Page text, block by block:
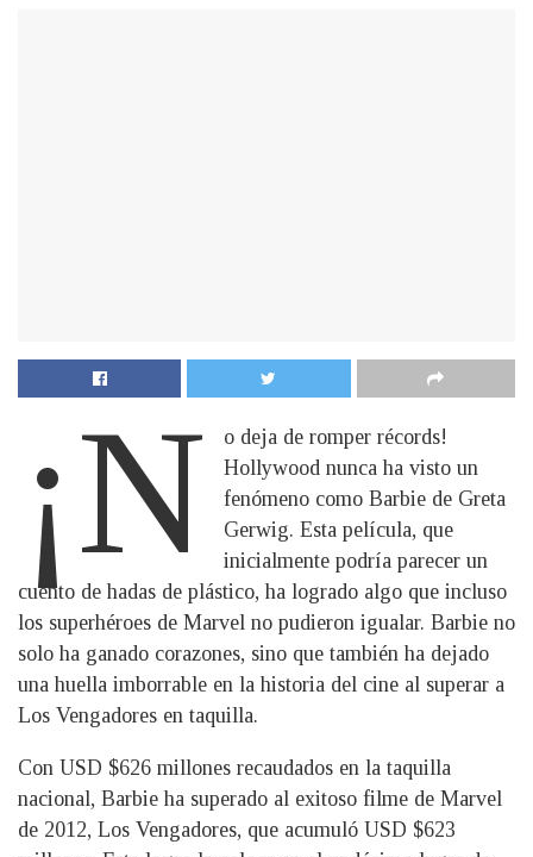
¡N
o deja de romper récords!
Hollywood nunca ha visto un
fenómeno como Barbie de Greta
Gerwig. Esta película, que
inicialmente podría parecer un
cuento de hadas de plástico, ha logrado algo que incluso
los superhéroes de Marvel no pudieron igualar. Barbie no
solo ha ganado corazones, sino que también ha dejado
una huella imborrable en la historia del cine al superar a
Los Vengadores en taquilla.
Con USD $626 millones recaudados en la taquilla
nacional, Barbie ha superado al exitoso filme de Marvel
de 2012, Los Vengadores, que acumuló USD $623